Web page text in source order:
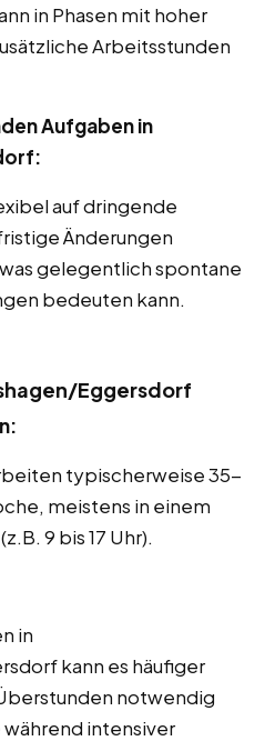
in Phasen mit hoher
Arbeitsstunden
Aufgaben in
auf dringende
Änderungen
gelegentlich spontane
bedeuten kann.
Eggersdorf
typischerweise 35-
meistens in einem
9 bis 17 Uhr).
in
kann es häufiger
notwendig
intensiver